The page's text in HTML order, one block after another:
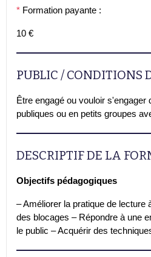
* Formation payante :
10 €
PUBLIC / CONDITIONS
Être engagé ou vouloir s'engager
publiques ou en petits groupes
DESCRIPTIF DE LA
Objectifs pédagogiques
– Améliorer la pratique de lecture
des blocages – Répondre à une
le public – Acquérir des